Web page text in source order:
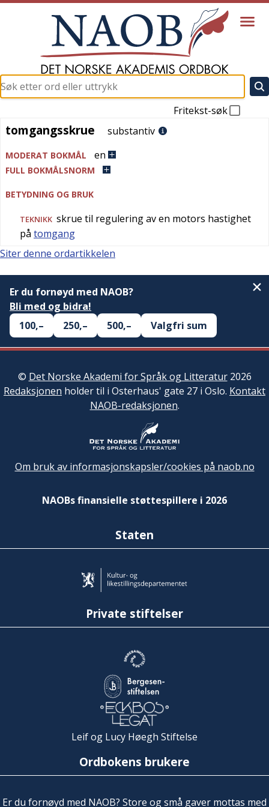
Fritekst-søk
tomgangsskrue
tomgangsskrue substantiv
MODERAT BOKMÅL en
FULL BOKMÅLSNORM
BETYDNING OG BRUK
TEKNIKK skrue til regulering av en motors hastighet
på tomgang
Siter denne ordartikkelen
Er du fornøyd med NAOB?
Bli med og bidra!
100,–
250,– 500,– Valgfri sum
© Det Norske Akademi for Språk og Litteratur2026
Redaksjonen holder til i Osterhaus' gate 27 i Oslo. Kontakt
NAOB-redaksjonen.
Om bruk av informasjonskapsler/cookies på naob.no
NAOBs finansielle støttespillere i 2026
Staten
Private stiftelser
Leif og Lucy Høegh Stiftelse
Ordbokens brukere
Er du fornøyd med NAOB? Store og små gaver mottas med